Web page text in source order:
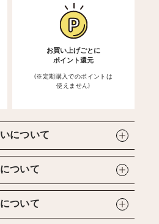
お買い上げごとに
ポイント還元
(※定期購入でのポイントは
使えません)
について
ついて
ついて